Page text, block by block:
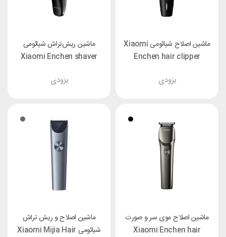
ماشین اصلاح شیائومی Xiaomi
Enchen hair clipper
بزودی
ماشین ریش‌تراش شیائومی
Xiaomi Enchen shaver
بزودی
ماشین اصلاح موی سر و صورت
Xiaomi Enchen hair
ماشین اصلاح و ریش تراش
شیائومی Xiaomi Mijia Hair